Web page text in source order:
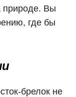
природе. Вы
где бы
брелок не